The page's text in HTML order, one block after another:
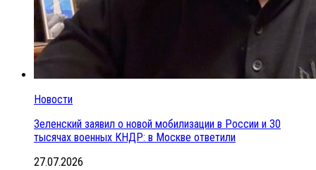
Новости
Зеленский заявил о новой мобилизации в России и 30
тысячах военных КНДР: в Москве ответили
27.07.2026